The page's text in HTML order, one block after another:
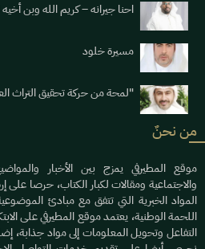
احنا جيرانه – كريم الله وبن
مسيرة خلود
"لمحة من حركة تحقيق التراث
من نحنٌ
موقع المطيرفي يمزج بين الأخبار
والاجتماعية ومقالات لكبار الكتاب، حرصا على
المواد الخبرية التي تتفق مع مبادئ
اللحمة الوطنية، يعتمد موقع المطيرفي على
التفاعل وتحويل المعلومات إلى مواد جذابة،